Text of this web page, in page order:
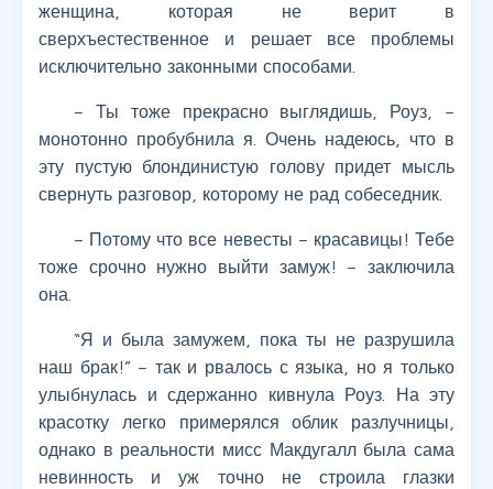
женщина, которая не верит в
сверхъестественное и решает все проблемы
исключительно законными способами.
– Ты тоже прекрасно выглядишь, Роуз, –
монотонно пробубнила я. Очень надеюсь, что в
эту пустую блондинистую голову придет мысль
свернуть разговор, которому не рад собеседник.
– Потому что все невесты – красавицы! Тебе
тоже срочно нужно выйти замуж! – заключила
она.
“Я и была замужем, пока ты не разрушила
наш брак!” – так и рвалось с языка, но я только
улыбнулась и сдержанно кивнула Роуз. На эту
красотку легко примерялся облик разлучницы,
однако в реальности мисс Макдугалл была сама
невинность и уж точно не строила глазки